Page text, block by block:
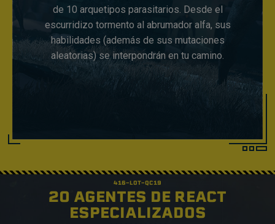
de 10 arquetipos parasitarios. Desde el
escurridizo tormento al abrumador alfa, sus
habilidades (además de sus mutaciones
aleatorias) se interpondrán en tu camino.
20 AGENTES DE REACT
ESPECIALIZADOS